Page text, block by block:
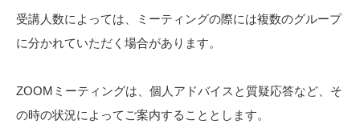
受講人数によっては、ミーティングの際には複数のグループ
に分かれていただく場合があります。
ZOOMミーティングは、個人アドバイスと質疑応答など、そ
の時の状況によってご案内することとします。